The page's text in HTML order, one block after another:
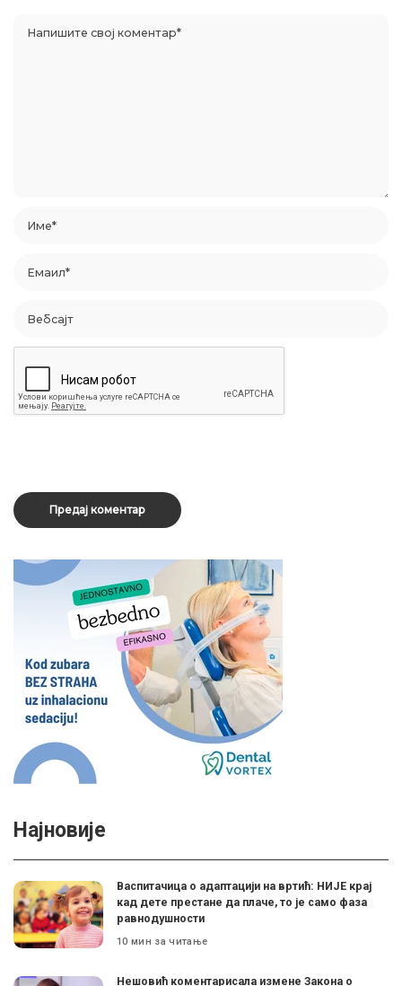
Најновије
Васпитачица о адаптацији на вртић: НИЈЕ крај
кад дете престане да плаче, то је само фаза
равнодушности
10 мин за читање
Нешовић коментарисала измене Закона о